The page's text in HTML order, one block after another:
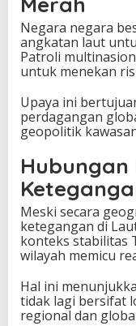
Negara negara
angkatan laut
Patroli
untuk menekan
Upaya ini
perdagangan
geopolitik
Hubungan
Meski secara
ketegangan di
konteks stabilitas
wilayah memicu
Hal ini
tidak lagi bersifat
regional dan